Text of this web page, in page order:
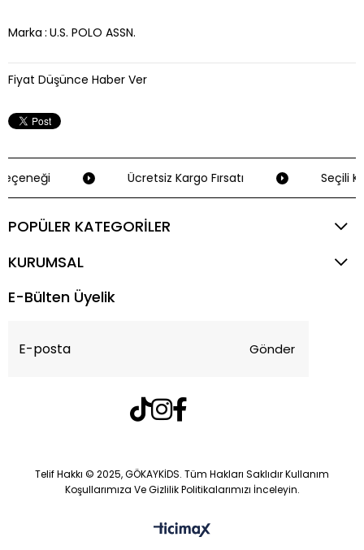
Marka : U.S. POLO ASSN.
Fiyat Düşünce Haber Ver
Ücretsiz Kargo Fırsatı Seçili
POPÜLER KATEGORİLER
KURUMSAL
E-Bülten Üyelik
Gönder
Telif Hakkı © 2025, GÖKAYKİDS. Tüm Hakları Saklıdır Kullanım
Koşullarımıza Ve Gizlilik Politikalarımızı İnceleyin.